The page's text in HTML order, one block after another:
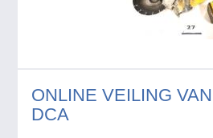
ONLINE VEILING
DCA